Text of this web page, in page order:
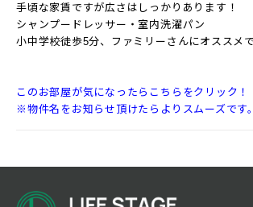
手頃な家賃ですが広さはしっかりあります！
シャンプードレッサー・室内洗濯パン
小中学校徒歩5分、ファミリーさんにオススメで
このお部屋が気になったらこちらをクリック！
※物件名をお知らせ頂けたらよりスムーズです。